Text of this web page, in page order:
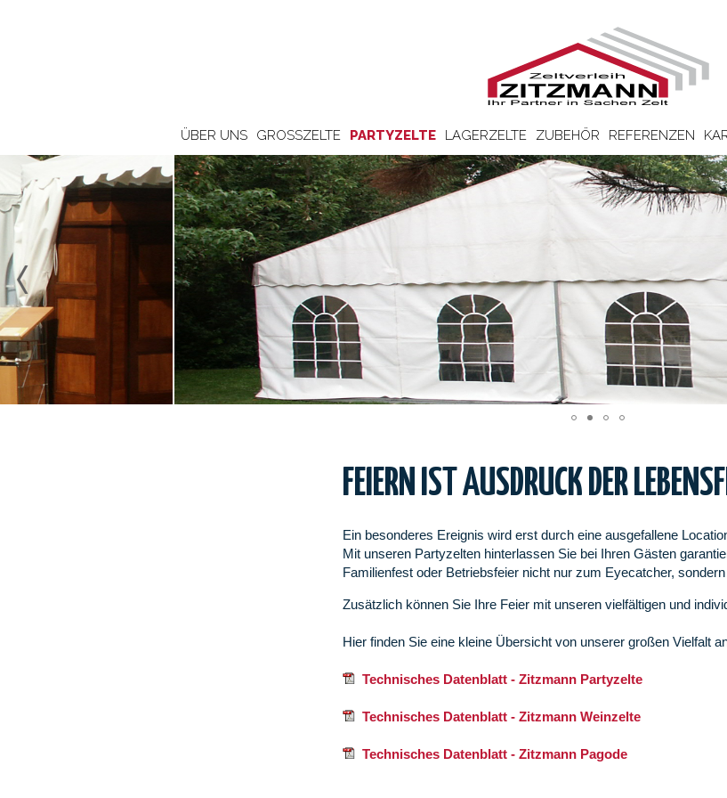
ÜBER UNS GROSSZELTE PARTYZELTE LAGERZELTE ZUBEHÖR REFERENZEN
FEIERN IST AUSDRUCK DER
Ein besonderes Ereignis wird erst durch eine ausgefallene
Mit unseren Partyzelten hinterlassen Sie bei Ihren Gästen
Familienfest oder Betriebsfeier nicht nur zum Eyecatcher,
Zusätzlich können Sie Ihre Feier mit unseren vielfältigen und
Hier finden Sie eine kleine Übersicht von unserer großen Vielfalt
Technisches Datenblatt - Zitzmann Partyzelte
Technisches Datenblatt - Zitzmann Weinzelte
Technisches Datenblatt - Zitzmann Pagode